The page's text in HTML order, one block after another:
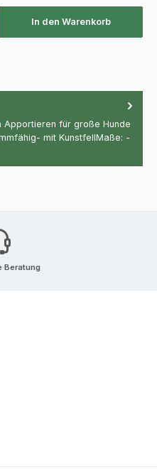
In den Warenkorb
Apportieren für große Hunde
mit KunstfellMaße: -
Beratung